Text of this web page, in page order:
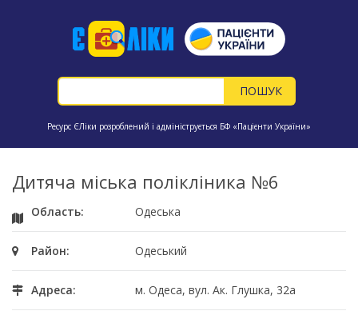
Ресурс ЄЛіки розроблений і адмініструється БФ «Пацієнти України»
Дитяча міська полікліника №6
Область: Одеська
Район: Одеський
Адреса: м. Одеса, вул. Ак. Глушка, 32а